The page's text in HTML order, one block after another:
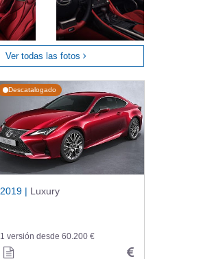
Ver todas las fotos
Descatalogado
2019 | Luxury
1 versión desde 60.200 €